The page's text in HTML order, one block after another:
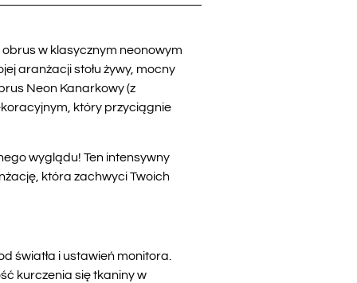
w klasycznym neonowym
aranżacji stołu żywy, mocny
Neon Kanarkowy (z
który przyciągnie
wyglądu! Ten intensywny
która zachwyci Twoich
światła i ustawień monitora.
kurczenia się tkaniny w